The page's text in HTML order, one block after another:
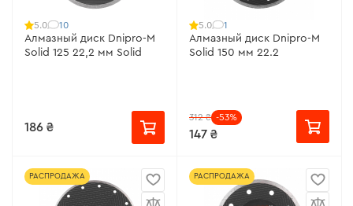
5.0 10
Алмазный диск Dnipro-M
Solid 125 22,2 мм Solid
186 ₴
5.0 1
Алмазный диск Dnipro-M
Solid 150 мм 22.2
312 ₴ -53%
147 ₴
РАСПРОДАЖА РАСПРОДАЖА